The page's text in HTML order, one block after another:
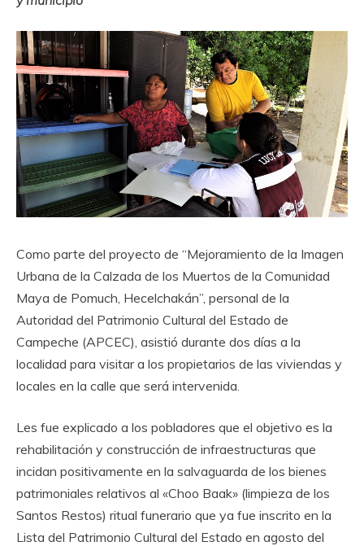
Como parte del proyecto de “Mejoramiento de la Imagen
Urbana de la Calzada de los Muertos de la Comunidad
Maya de Pomuch, Hecelchakán”, personal de la
Autoridad del Patrimonio Cultural del Estado de
Campeche (APCEC), asistió durante dos días a la
localidad para visitar a los propietarios de las viviendas y
locales en la calle que será intervenida.
Les fue explicado a los pobladores que el objetivo es la
rehabilitación y construcción de infraestructuras que
incidan positivamente en la salvaguarda de los bienes
patrimoniales relativos al «Choo Baak» (limpieza de los
Santos Restos) ritual funerario que ya fue inscrito en la
Lista del Patrimonio Cultural del Estado en agosto del